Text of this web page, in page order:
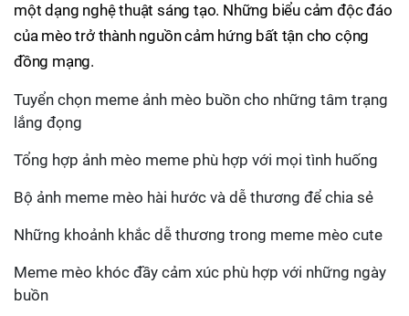
một dạng nghệ thuật sáng tạo. Những biểu cảm độc đáo
của mèo trở thành nguồn cảm hứng bất tận cho cộng
đồng mạng.
Tuyển chọn meme ảnh mèo buồn cho những tâm trạng
lắng đọng
Tổng hợp ảnh mèo meme phù hợp với mọi tình huống
Bộ ảnh meme mèo hài hước và dễ thương để chia sẻ
Những khoảnh khắc dễ thương trong meme mèo cute
Meme mèo khóc đầy cảm xúc phù hợp với những ngày
buồn